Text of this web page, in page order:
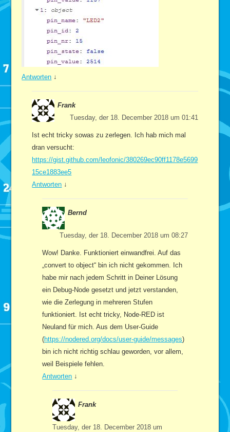
Antworten ↓
Frank
Tuesday, der 18. December 2018 um 01:41
Ist echt tricky sowas zu zerlegen. Ich hab mich mal
dran versucht:
https://gist.github.com/leofonic/380269ec90ff1178e5699
15ce1883ee5
Antworten ↓
Bernd
Tuesday, der 18. December 2018 um 08:27
Wow! Danke. Funktioniert einwandfrei. Auf das
„convert to object“ bin ich nicht gekommen. Ich
habe mir nach jedem Schritt in Deiner Lösung
ein Debug-Node gesetzt und jetzt verstanden,
wie die Zerlegung in mehreren Stufen
funktioniert. Ist echt tricky, Node-RED ist
Neuland für mich. Aus dem User-Guide
(https://nodered.org/docs/user-guide/messages)
bin ich nicht richtig schlau geworden, vor allem,
weil Beispiele fehlen.
Antworten ↓
Frank
Tuesday, der 18. December 2018 um